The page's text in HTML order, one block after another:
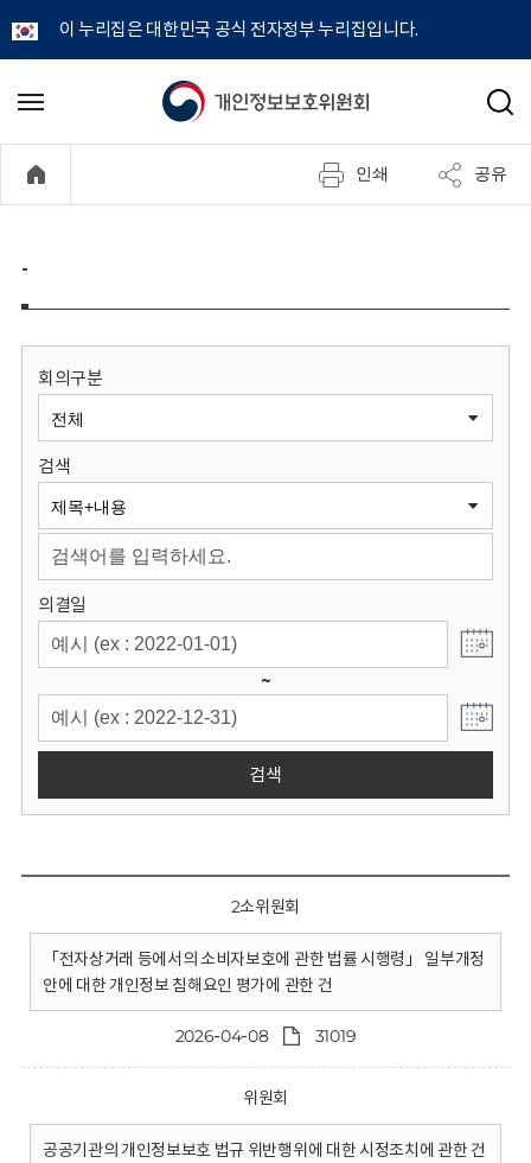
이 누리집은 대한민국 공식 전자정부 누리집입니다.
개
정
보
원
회
메
기
검
인쇄 공유
-
회의구분
검색
의결일
~
검색
2소위원회
「전자상거래 등에서의 소비자보호에 관한 법률 시행령」 일부개정
안에 대한 개인정보 침해요인 평가에 관한 건
2026-04-08 31019
위원회
공공기관의 개인정보보호 법규 위반행위에 대한 시정조치에 관한 건